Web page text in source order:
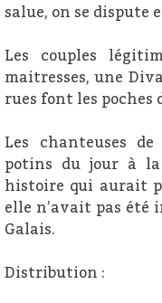
salue, on se dispute
Les couples
maitresses, une
rues font les poches
Les chanteuses
potins du jour à
histoire qui aurait
elle n’avait pas été
Galais.
Distribution :